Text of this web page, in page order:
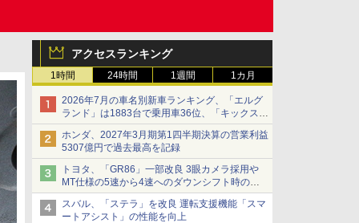
アクセスランキング
1時間 24時間 1週間 1カ月
2026年7月の車名別新車ランキング、「エルグ
ランド」は1883台で乗用車36位、「キックス」
は2591台で27位に
ホンダ、2027年3月期第1四半期決算の営業利益
5307億円で過去最高を記録
トヨタ、「GR86」一部改良 3眼カメラ採用や
MT仕様の5速から4速へのダウンシフト時の操
作性向上など
スバル、「ステラ」を改良 運転支援機能「スマ
ートアシスト」の性能を向上